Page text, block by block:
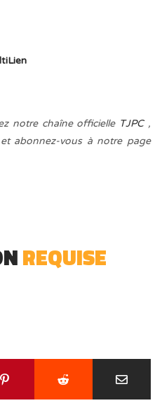
notre chaîne officielle TJPC,
abonnez-vous à notre page
REQUISE